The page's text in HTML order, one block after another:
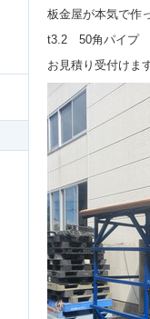
板金屋が本気で作
t3.2 50角パイ
お見積り受付けま